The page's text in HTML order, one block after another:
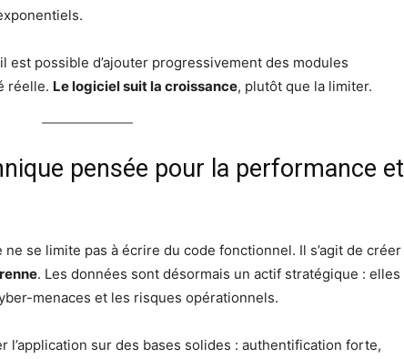
est possible d’ajouter progressivement des modules
réelle. Le logiciel suit la croissance, plutôt que la limiter.
pensée pour la performance et
se limite pas à écrire du code fonctionnel. Il s’agit de créer
. Les données sont désormais un actif stratégique : elles
menaces et les risques opérationnels.
l’application sur des bases solides : authentification forte,